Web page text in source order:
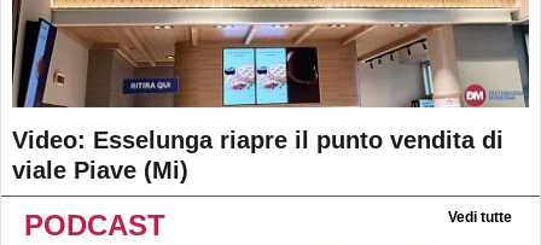
Video: Esselunga riapre il punto vendita di
viale Piave (Mi)
PODCAST Vedi tutte